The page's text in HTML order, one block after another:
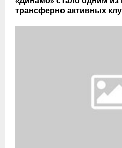
трансферно активных